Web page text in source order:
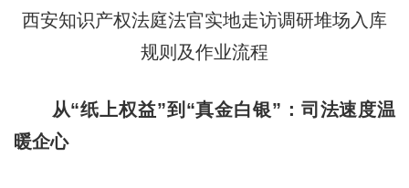
西安知识产权法庭法官实地走访调研堆场入库
规则及作业流程
从“纸上权益”到“真金白银”：司法速度温
暖企心